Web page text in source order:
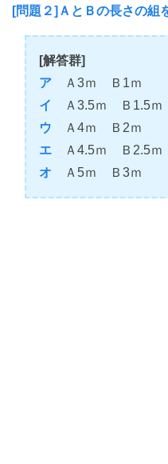
[問題２]ＡとＢの長さの組
[解答群]
ア Ａ3ｍ Ｂ1ｍ
イ
Ａ3.5ｍ Ｂ1.5ｍ
ウ Ａ4ｍ Ｂ2ｍ
エ Ａ4.5ｍ Ｂ2.5ｍ
オ Ａ5ｍ Ｂ3ｍ